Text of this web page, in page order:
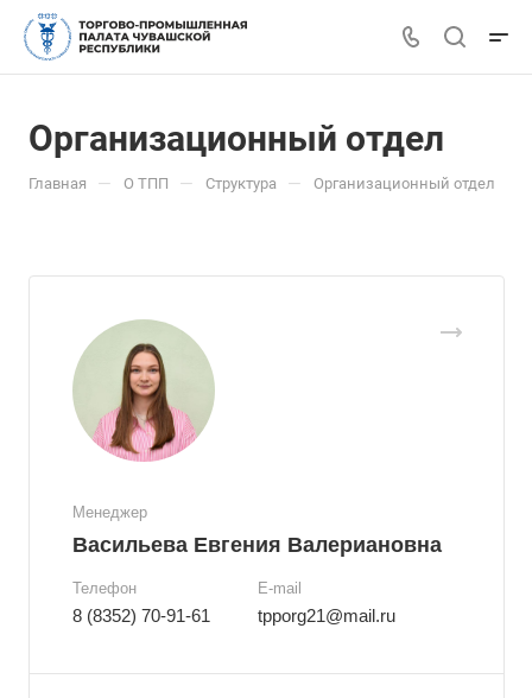
Организационный отдел
Главная — О ТПП — Структура — Организационный отдел
Менеджер
Васильева Евгения Валериановна
Телефон
8 (8352) 70-91-61
E-mail
tpporg21@mail.ru